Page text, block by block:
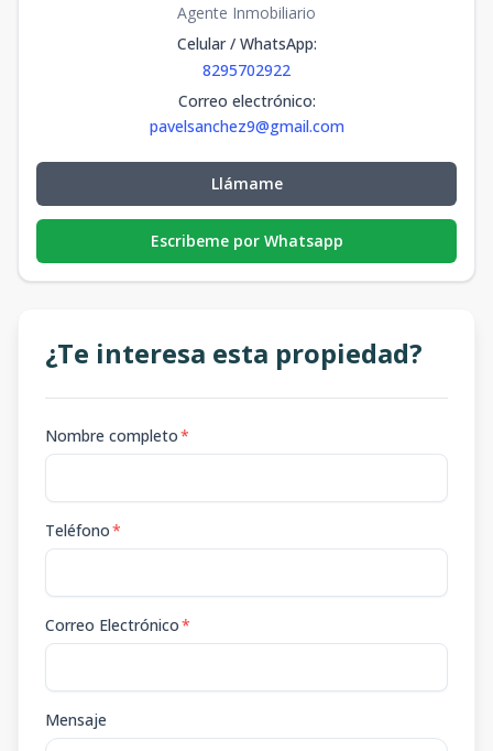
Agente Inmobiliario
Celular / WhatsApp:
8295702922
Correo electrónico:
pavelsanchez9@gmail.com
Llámame
Escribeme por Whatsapp
¿Te interesa esta propiedad?
Nombre completo*
Teléfono*
Correo Electrónico*
Mensaje